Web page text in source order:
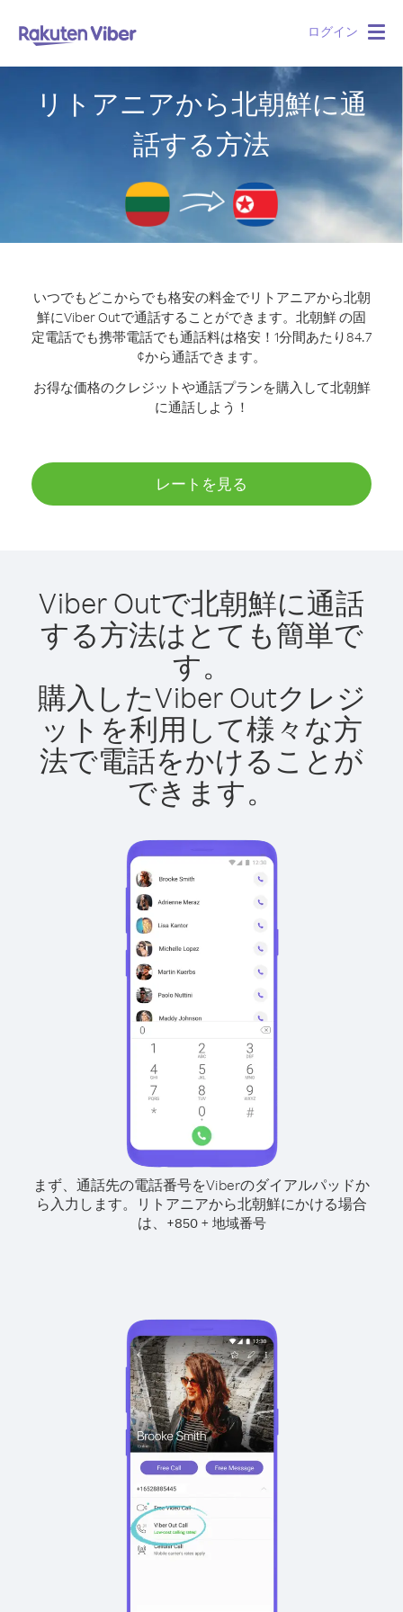
ログイン
リトアニアから北朝鮮に通
話する方法
いつでもどこからでも格安の料金でリトアニアから北朝
鮮にViber Outで通話することができます。 北朝鮮 の固
定電話でも携帯電話でも通話料は格安！1分間あたり84.7
¢から通話できます。
お得な価格のクレジットや通話プランを購入して北朝鮮
に通話しよう！
レートを見る
Viber Outで北朝鮮に通話
する方法はとても簡単で
す。
購入したViber Outクレジ
ットを利用して様々な方
法で電話をかけることが
できます。
まず、通話先の電話番号をViberのダイアルパッドか
ら入力します。
リトアニアから北朝鮮にかける場合
は、
+850+ 地域番号